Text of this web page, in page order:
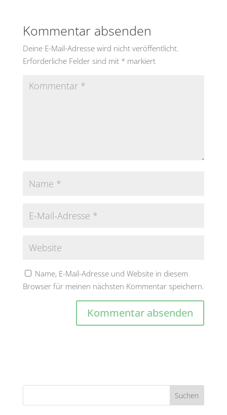
Kommentar absenden
Deine E-Mail-Adresse wird nicht veröffentlicht.
Erforderliche Felder sind mit *markiert
Name, E-Mail-Adresse und Website in diesem
Browser für meinen nächsten Kommentar speichern.
r
a